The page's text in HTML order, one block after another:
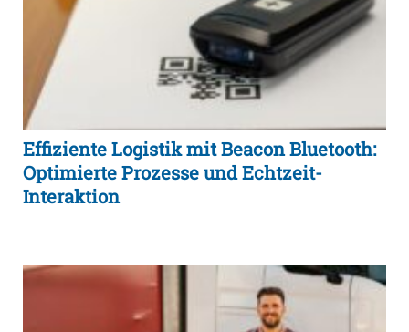
Effiziente Logistik mit Beacon Bluetooth:
Optimierte Prozesse und Echtzeit-
Interaktion